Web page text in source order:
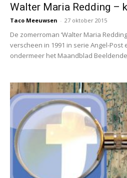
Walter Maria Redding –
Taco Meeuwsen - 27 oktober 2015
De zomerroman ‘Walter Maria
verscheen in 1991 in serie Angel-
ondermeer het Maandblad